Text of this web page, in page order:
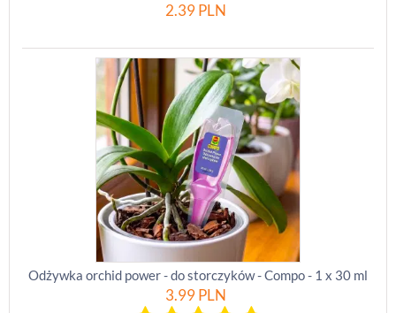
2.39 PLN
Odżywka orchid power - do storczyków - Compo - 1 x 30 ml
3.99 PLN